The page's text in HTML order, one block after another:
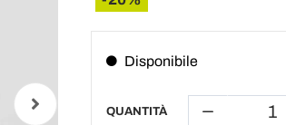
Disponibile
QUANTITÀ